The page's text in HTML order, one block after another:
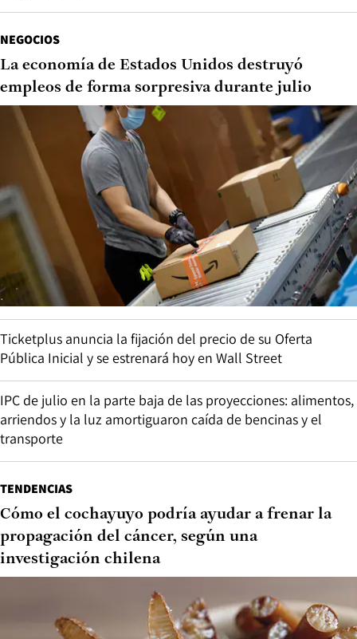
NEGOCIOS
La economía de Estados Unidos destruyó
empleos de forma sorpresiva durante julio
Ticketplus anuncia la fijación del precio de su Oferta
Pública Inicial y se estrenará hoy en Wall Street
IPC de julio en la parte baja de las proyecciones: alimentos,
arriendos y la luz amortiguaron caída de bencinas y el
transporte
TENDENCIAS
Cómo el cochayuyo podría ayudar a frenar la
propagación del cáncer, según una
investigación chilena